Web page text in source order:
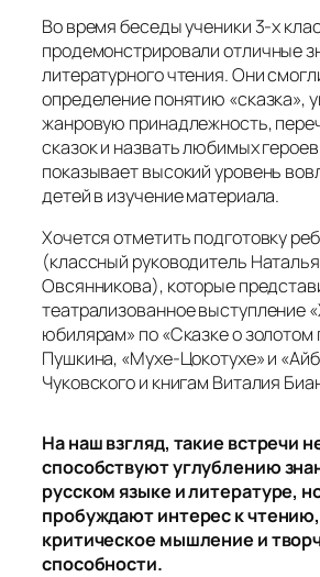
Во время беседы ученики 3-х
продемонстрировали отличные
литературного чтения. Они
определение понятию «сказка»,
жанровую принадлежность,
сказок и назвать любимых
показывает высокий уровень
детей в изучение материала.
Хочется отметить подготовку
(классный руководитель
Овсянникова), которые
театрализованное выступление
юбилярам» по «Сказке о золотом
Пушкина, «Мухе-Цокотухе» и
Чуковского и книгам Виталия
На наш взгляд, такие встречи
способствуют углублению
русском языке и литературе,
пробуждают интерес к
критическое мышление и
способности.